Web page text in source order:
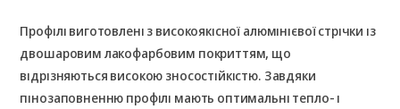
Профілі виготовлені з високоякісної алюмінієвої стрічки із
двошаровим лакофарбовим покриттям, що
відрізняються високою зносостійкістю. Завдяки
пінозаповненню профілі мають оптимальні тепло- і